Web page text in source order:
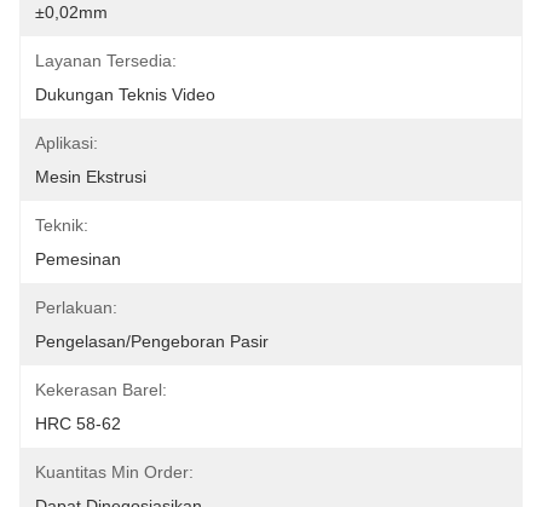
±0,02mm
Layanan Tersedia:
Dukungan Teknis Video
Aplikasi:
Mesin Ekstrusi
Teknik:
Pemesinan
Perlakuan:
Pengelasan/Pengeboran Pasir
Kekerasan Barel:
HRC 58-62
Kuantitas Min Order: